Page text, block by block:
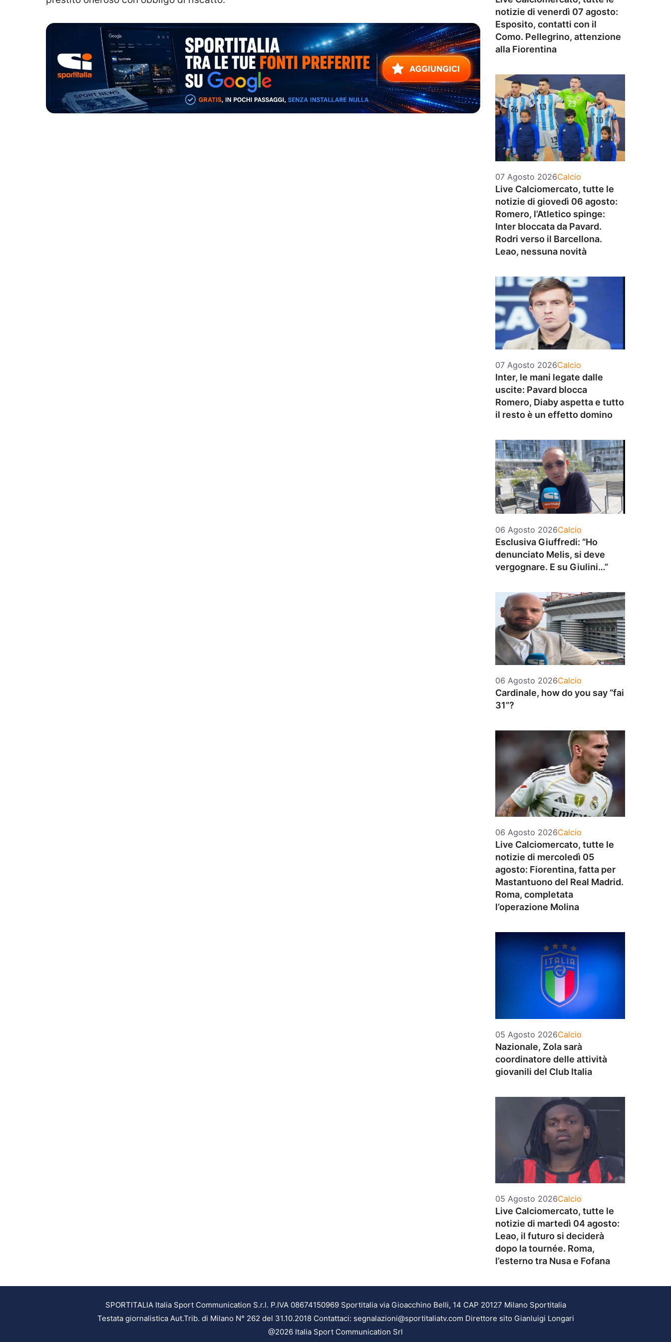
notizie di venerdì 07 agosto:
Esposito, contatti con il
Como. Pellegrino, attenzione
alla Fiorentina
07 Agosto 2026Categorie
Calcio
Live Calciomercato, tutte le
notizie di giovedì 06 agosto:
Romero, l’Atletico spinge:
Inter bloccata da Pavard.
Rodri verso il Barcellona.
Leao, nessuna novità
07 Agosto 2026Categorie
Calcio
Inter, le mani legate dalle
uscite: Pavard blocca
Romero, Diaby aspetta e tutto
il resto è un effetto domino
06 Agosto 2026Categorie
Calcio
Esclusiva Giuffredi: “Ho
denunciato Melis, si deve
vergognare. E su Giulini…”
06 Agosto 2026Categorie
Calcio
Cardinale, how do you say “fai
31”?
06 Agosto 2026Categorie
Calcio
Live Calciomercato, tutte le
notizie di mercoledì 05
agosto: Fiorentina, fatta per
Mastantuono del Real Madrid.
Roma, completata
l’operazione Molina
05 Agosto 2026Categorie
Calcio
Nazionale, Zola sarà
coordinatore delle attività
giovanili del Club Italia
05 Agosto 2026Categorie
Calcio
Live Calciomercato, tutte le
notizie di martedì 04 agosto:
Leao, il futuro si deciderà
dopo la tournée. Roma,
l’esterno tra Nusa e Fofana
SPORTITALIA Italia Sport Communication S.r.l. P.IVA 08674150969 Sportitalia via Gioacchino Belli, 14 CAP 20127 Milano Sportitalia
Testata giornalistica Aut.Trib. di Milano N° 262 del 31.10.2018 Contattaci: segnalazioni@sportitaliatv.com Direttore sito Gianluigi Longari
@2026 Italia Sport Communication Srl